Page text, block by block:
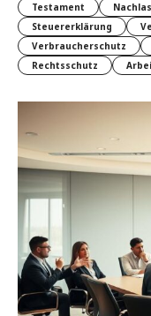
Testament
Steuererklärung
Verbraucherschutz
Rechtsschutz